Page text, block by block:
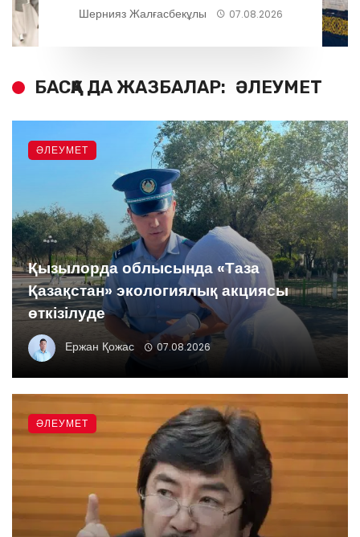
Шернияз Жалғасбекұлы 07.08.2026
БАСҚА ДА ЖАЗБАЛАР: ӘЛЕУМЕТ
Қызылорда облысында «Таза
Қазақстан» экологиялық акциясы
өткізілуде
Ержан Қожас 07.08.2026
ӘЛЕУМЕТ
ӘЛЕУМЕТ